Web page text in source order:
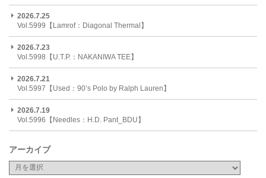
2026.7.25
Vol.5999【Lamrof：Diagonal Thermal】
2026.7.23
Vol.5998【U.T.P.：NAKANIWA TEE】
2026.7.21
Vol.5997【Used：90’s Polo by Ralph Lauren】
2026.7.19
Vol.5996【Needles：H.D. Pant_BDU】
アーカイブ